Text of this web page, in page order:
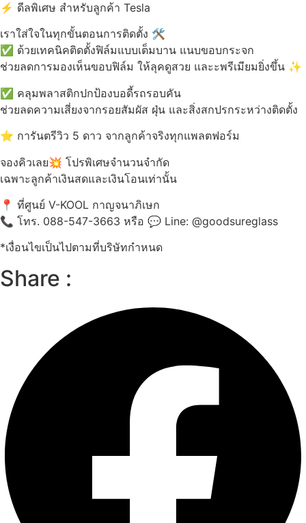
ดีลพิเศษ สำหรับลูกค้า Tesla
เราใส่ใจในทุกขั้นตอนการติดตั้ง
ด้วยเทคนิคติดตั้งฟิล์มแบบเต็มบาน แนบขอบกระจก
ช่วยลดการมองเห็นขอบฟิล์ม ให้ลุคดูสวย และะพรีเมียมยิ่งขึ้น
คลุมพลาสติกปกป้องบอดี้รถรอบคัน
ช่วยลดความเสี่ยงจากรอยสัมผัส ฝุ่น และสิ่งสกปรกระหว่างติดตั้ง
การันตรีวิว 5 ดาว จากลูกค้าจริงทุกแพลตฟอร์ม
จองคิวเลย
โปรพิเศษจำนวนจำกัด
เฉพาะลูกค้าเงินสดและเงินโอนเท่านั้น
ที่ศูนย์ V-KOOL กาญจนาภิเษก
โทร. 088-547-3663 หรือ
Line: @‌goodsureglass
*เงื่อนไขเป็นไปตามที่บริษัทกำหนด
Share :